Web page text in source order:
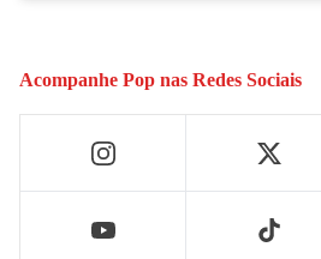
Acompanhe Pop nas Redes Sociais